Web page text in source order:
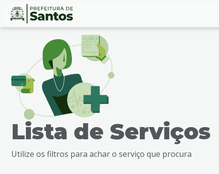
Ir
busca
Conteúdo
Lista de Serviços
Utilize os filtros para achar o serviço que procura